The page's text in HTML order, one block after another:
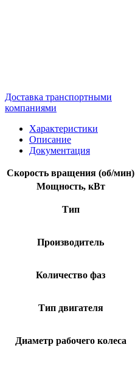
Доставка транспортными
компаниями
Характеристики
Описание
Документация
Скорость вращения (об/мин)
Мощность, кВт
Тип
Производитель
Количество фаз
Тип двигателя
Диаметр рабочего колеса